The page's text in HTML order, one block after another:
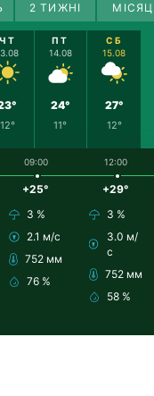
2 ТИЖНІ
ЧТ
12°
ПТ
14.08
24°
11°
СБ
15.08
27°
12°
09:00
+25°
3 %
2.1 м/с
752 мм
76 %
12:00
+29°
3 %
3.0 м/
с
752 мм
58 %